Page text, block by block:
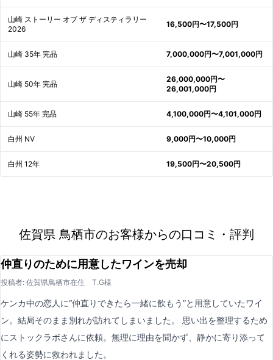
山崎 ストーリー オブ ザ ディスティラリー
2026
16,500円〜17,500円
山崎 35年 完品 7,000,000円〜7,001,000円
山崎 50年 完品
26,000,000円〜
26,001,000円
山崎 55年 完品 4,100,000円〜4,101,000円
白州 NV 9,000円〜10,000円
白州 12年 19,500円〜20,500円
佐賀県 鳥栖市のお客様からの口コミ・評判
仲直りのために用意したワインを売却
投稿者: 佐賀県鳥栖市在住 T.G様
ケンカ中の恋人に“仲直りできたら一緒に飲もう”と用意していたワイ
ン。結局そのまま別れが訪れてしまいました。 思い出を整理するため
にストックラボさんに依頼。無理に理由を聞かず、静かに寄り添って
くれる姿勢に救われました。